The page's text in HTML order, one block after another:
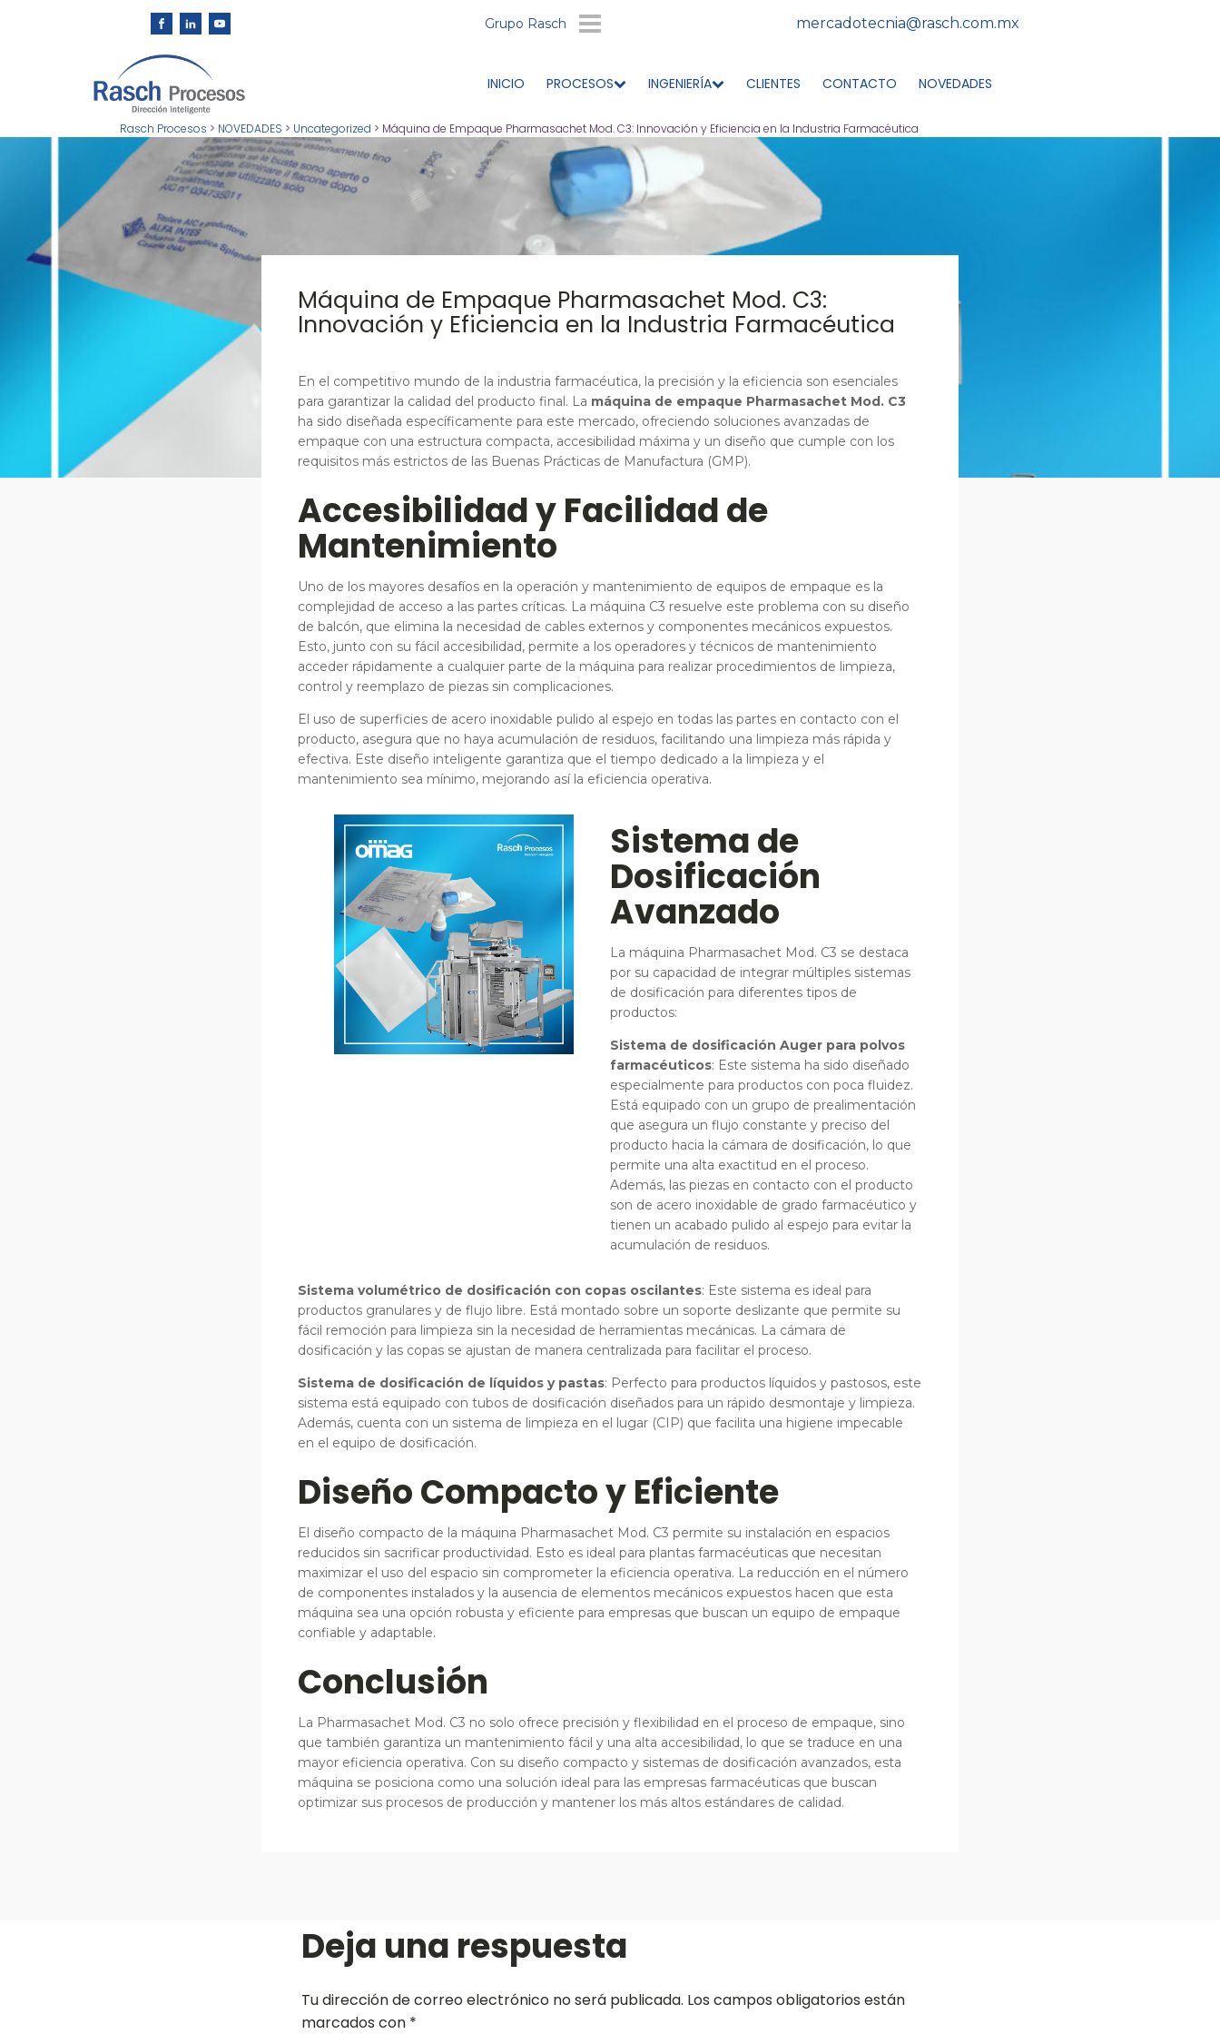
Grupo Rasch mercadotecnia@rasch.com.mx
INICIO PROCESOS INGENIERÍA CLIENTES CONTACTO NOVEDADES
Rasch Procesos > NOVEDADES > Uncategorized > Máquina de Empaque Pharmasachet Mod. C3: Innovación y Eficiencia en la Industria Farmacéutica
Máquina de Empaque Pharmasachet Mod. C3:
Innovación y Eficiencia en la Industria Farmacéutica
En el competitivo mundo de la industria farmacéutica, la precisión y la eficiencia son esenciales
para garantizar la calidad del producto final. La máquina de empaque Pharmasachet Mod. C3
ha sido diseñada específicamente para este mercado, ofreciendo soluciones avanzadas de
empaque con una estructura compacta, accesibilidad máxima y un diseño que cumple con los
requisitos más estrictos de las Buenas Prácticas de Manufactura (GMP).
Accesibilidad y Facilidad de
Mantenimiento
Uno de los mayores desafíos en la operación y mantenimiento de equipos de empaque es la
complejidad de acceso a las partes críticas. La máquina C3 resuelve este problema con su diseño
de balcón, que elimina la necesidad de cables externos y componentes mecánicos expuestos.
Esto, junto con su fácil accesibilidad, permite a los operadores y técnicos de mantenimiento
acceder rápidamente a cualquier parte de la máquina para realizar procedimientos de limpieza,
control y reemplazo de piezas sin complicaciones.
El uso de superficies de acero inoxidable pulido al espejo en todas las partes en contacto con el
producto, asegura que no haya acumulación de residuos, facilitando una limpieza más rápida y
efectiva. Este diseño inteligente garantiza que el tiempo dedicado a la limpieza y el
mantenimiento sea mínimo, mejorando así la eficiencia operativa.
Sistema de
Dosificación
Avanzado
La máquina Pharmasachet Mod. C3 se destaca
por su capacidad de integrar múltiples sistemas
de dosificación para diferentes tipos de
productos:
Sistema de dosificación Auger para polvos
farmacéuticos: Este sistema ha sido diseñado
especialmente para productos con poca fluidez.
Está equipado con un grupo de prealimentación
que asegura un flujo constante y preciso del
producto hacia la cámara de dosificación, lo que
permite una alta exactitud en el proceso.
Además, las piezas en contacto con el producto
son de acero inoxidable de grado farmacéutico y
tienen un acabado pulido al espejo para evitar la
acumulación de residuos.
Sistema volumétrico de dosificación con copas oscilantes: Este sistema es ideal para
productos granulares y de flujo libre. Está montado sobre un soporte deslizante que permite su
fácil remoción para limpieza sin la necesidad de herramientas mecánicas. La cámara de
dosificación y las copas se ajustan de manera centralizada para facilitar el proceso.
Sistema de dosificación de líquidos y pastas: Perfecto para productos líquidos y pastosos, este
sistema está equipado con tubos de dosificación diseñados para un rápido desmontaje y limpieza.
Además, cuenta con un sistema de limpieza en el lugar (CIP) que facilita una higiene impecable
en el equipo de dosificación.
Diseño Compacto y Eficiente
El diseño compacto de la máquina Pharmasachet Mod. C3 permite su instalación en espacios
reducidos sin sacrificar productividad. Esto es ideal para plantas farmacéuticas que necesitan
maximizar el uso del espacio sin comprometer la eficiencia operativa. La reducción en el número
de componentes instalados y la ausencia de elementos mecánicos expuestos hacen que esta
máquina sea una opción robusta y eficiente para empresas que buscan un equipo de empaque
confiable y adaptable.
Conclusión
La Pharmasachet Mod. C3 no solo ofrece precisión y flexibilidad en el proceso de empaque, sino
que también garantiza un mantenimiento fácil y una alta accesibilidad, lo que se traduce en una
mayor eficiencia operativa. Con su diseño compacto y sistemas de dosificación avanzados, esta
máquina se posiciona como una solución ideal para las empresas farmacéuticas que buscan
optimizar sus procesos de producción y mantener los más altos estándares de calidad.
Deja una respuesta
Tu dirección de correo electrónico no será publicada. Los campos obligatorios están
marcados con *